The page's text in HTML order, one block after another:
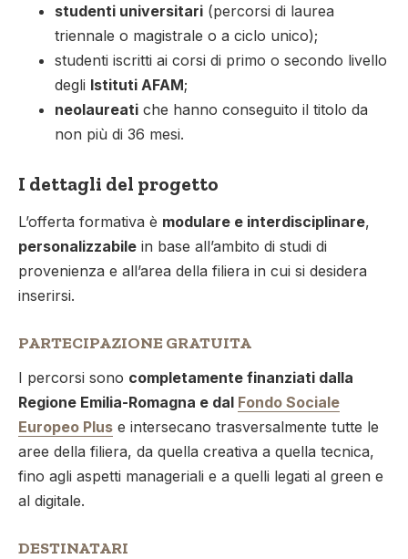
studenti universitari (percorsi di laurea
triennale o magistrale o a ciclo unico);
studenti iscritti ai corsi di primo o secondo livello
degli Istituti AFAM;
neolaureati che hanno conseguito il titolo da
non più di 36 mesi.
I dettagli del progetto
L’offerta formativa è modulare e interdisciplinare,
personalizzabile in base all’ambito di studi di
provenienza e all’area della filiera in cui si desidera
inserirsi.
PARTECIPAZIONE GRATUITA
I percorsi sono completamente finanziati dalla
Regione Emilia-Romagna e dal Fondo Sociale
Europeo Plus e intersecano trasversalmente tutte le
aree della filiera, da quella creativa a quella tecnica,
fino agli aspetti manageriali e a quelli legati al green e
al digitale.
DESTINATARI